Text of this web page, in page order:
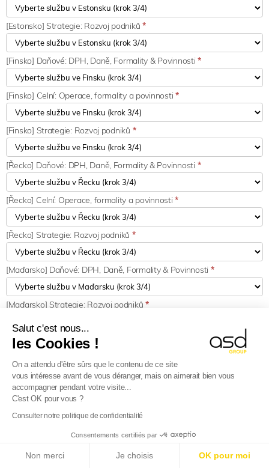
Salut c'est nous...
les Cookies !
On a attendu d'être sûrs que le contenu de ce site
vous intéresse avant de vous déranger, mais on aimerait bien vous
accompagner pendant votre visite...
C'est OK pour vous ?
Consulter notre politique de confidentialité
Consentements certifiés par
Non merci Je choisis OK pour moi
[Estonsko] Strategie: Rozvoj podniků *
[Finsko] Daňové: DPH, Daně, Formality & Povinnosti*
[Finsko] Celní: Operace, formality a povinnosti*
[Finsko] Strategie: Rozvoj podniků *
[Řecko] Daňové: DPH, Daně, Formality & Povinnosti *
[Řecko] Celní: Operace, formality a povinnosti*
[Řecko] Strategie: Rozvoj podniků *
[Maďarsko] Daňové: DPH, Daně, Formality & Povinnosti *
[Maďarsko] Strategie: Rozvoj podniků *
[Irsko] Daňové: DPH, Daně, Formality & Povinnosti
[Irsko] Strategie: Rozvoj podniků*
společnosti, připravte se!
Více informací